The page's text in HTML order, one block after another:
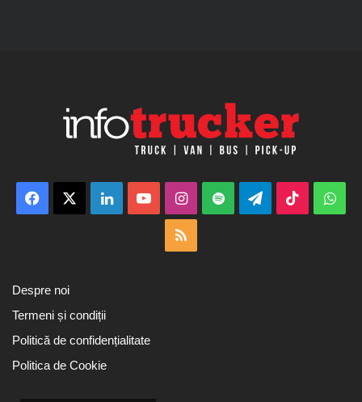
Facebook LinkedInYouTubeInstagram
Spotify TelegramTikTok
Despre noi
Termeni și condiții
Politică de confidențialitate
Politica de Cookie